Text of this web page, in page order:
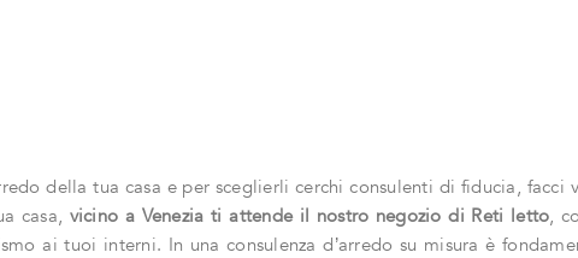
della tua casa e per sceglierli cerchi consulenti di fiducia, facci
casa, vicino a Venezia ti attende il nostro negozio di Reti letto,
ai tuoi interni. In una consulenza d’arredo su misura è